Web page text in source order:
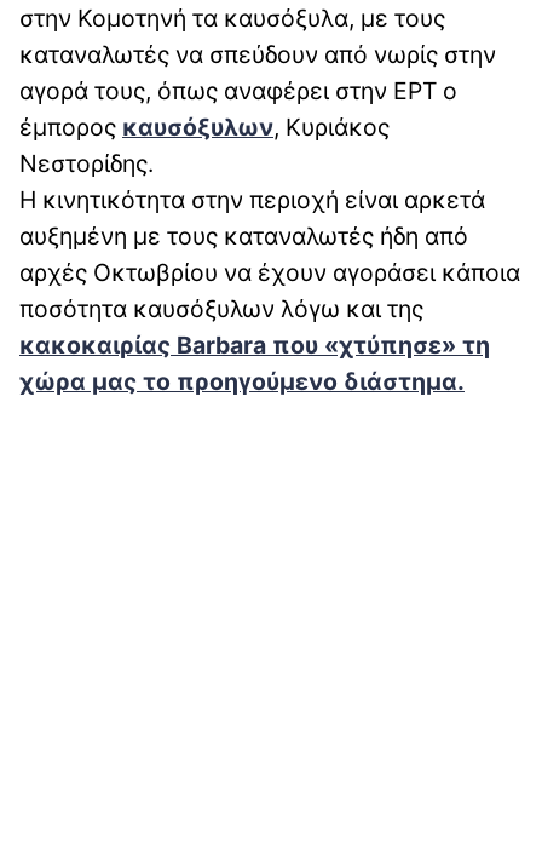
στην Κομοτηνή τα καυσόξυλα, με τους
καταναλωτές να σπεύδουν από νωρίς στην
αγορά τους, όπως αναφέρει στην ΕΡΤ ο
έμπορος καυσόξυλων, Κυριάκος
Νεστορίδης.
Η κινητικότητα στην περιοχή είναι αρκετά
αυξημένη με τους καταναλωτές ήδη από
αρχές Οκτωβρίου να έχουν αγοράσει κάποια
ποσότητα καυσόξυλων λόγω και της
κακοκαιρίας Barbara που «χτύπησε» τη
χώρα μας το προηγούμενο διάστημα.